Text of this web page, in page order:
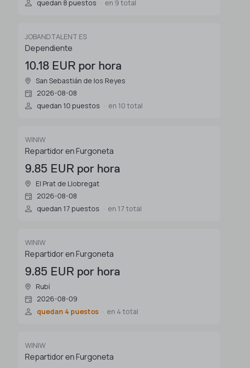
quedan 8 puestos
en 9 total
JOBANDTALENT ES
Dependiente
10.18 EUR por hora
San Sebastián de los Reyes
2026-08-08
quedan 10 puestos
en 10 total
WINIW
Repartidor en Furgoneta
9.85 EUR por hora
El Prat de Llobregat
2026-08-08
quedan 17 puestos
en 17 total
WINIW
Repartidor en Furgoneta
9.85 EUR por hora
Rubí
2026-08-09
quedan 4 puestos
en 4 total
WINIW
Repartidor en Furgoneta